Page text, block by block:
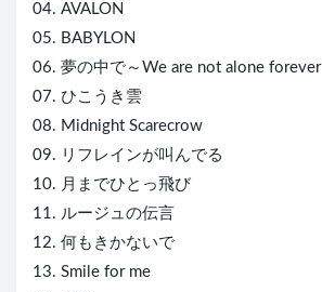
04. AVALON
05. BABYLON
06. 夢の中で～We are not alone forever
07. ひこうき雲
08. Midnight Scarecrow
09. リフレインが叫んでる
10. 月までひとっ飛び
11. ルージュの伝言
12. 何もきかないで
13. Smile for me